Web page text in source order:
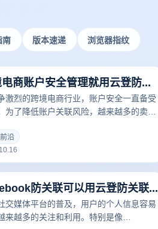
南 版本速递 浏览器指纹
跨境电商账户安全管理就用云登防关联浏览器
激烈的跨境电商行业，账户安全一直备受
为了降低账户关联风险，越来越多的卖家
中，云登防关联浏览器备受欢迎，成为跨
卖家的首选。
沿
Facebook防关联可以用云登防关联浏览器
交媒体平台的普及，用户的个人信息容易
来越多的关注和利用。特别是像